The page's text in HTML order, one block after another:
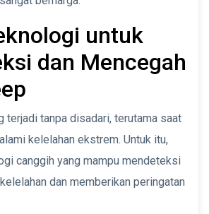
untuk
dan Mencegah
terjadi tanpa disadari, terutama saat
kelelahan ekstrem. Untuk itu,
canggih yang mampu mendeteksi
dan memberikan peringatan